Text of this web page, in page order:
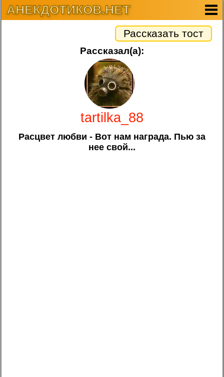
АНЕКДОТИКОВ.НЕТ
Рассказать тост
Рассказал(а):
tartilka_88
Расцвет любви - Вот нам нагpада. Пью за
нее свой...